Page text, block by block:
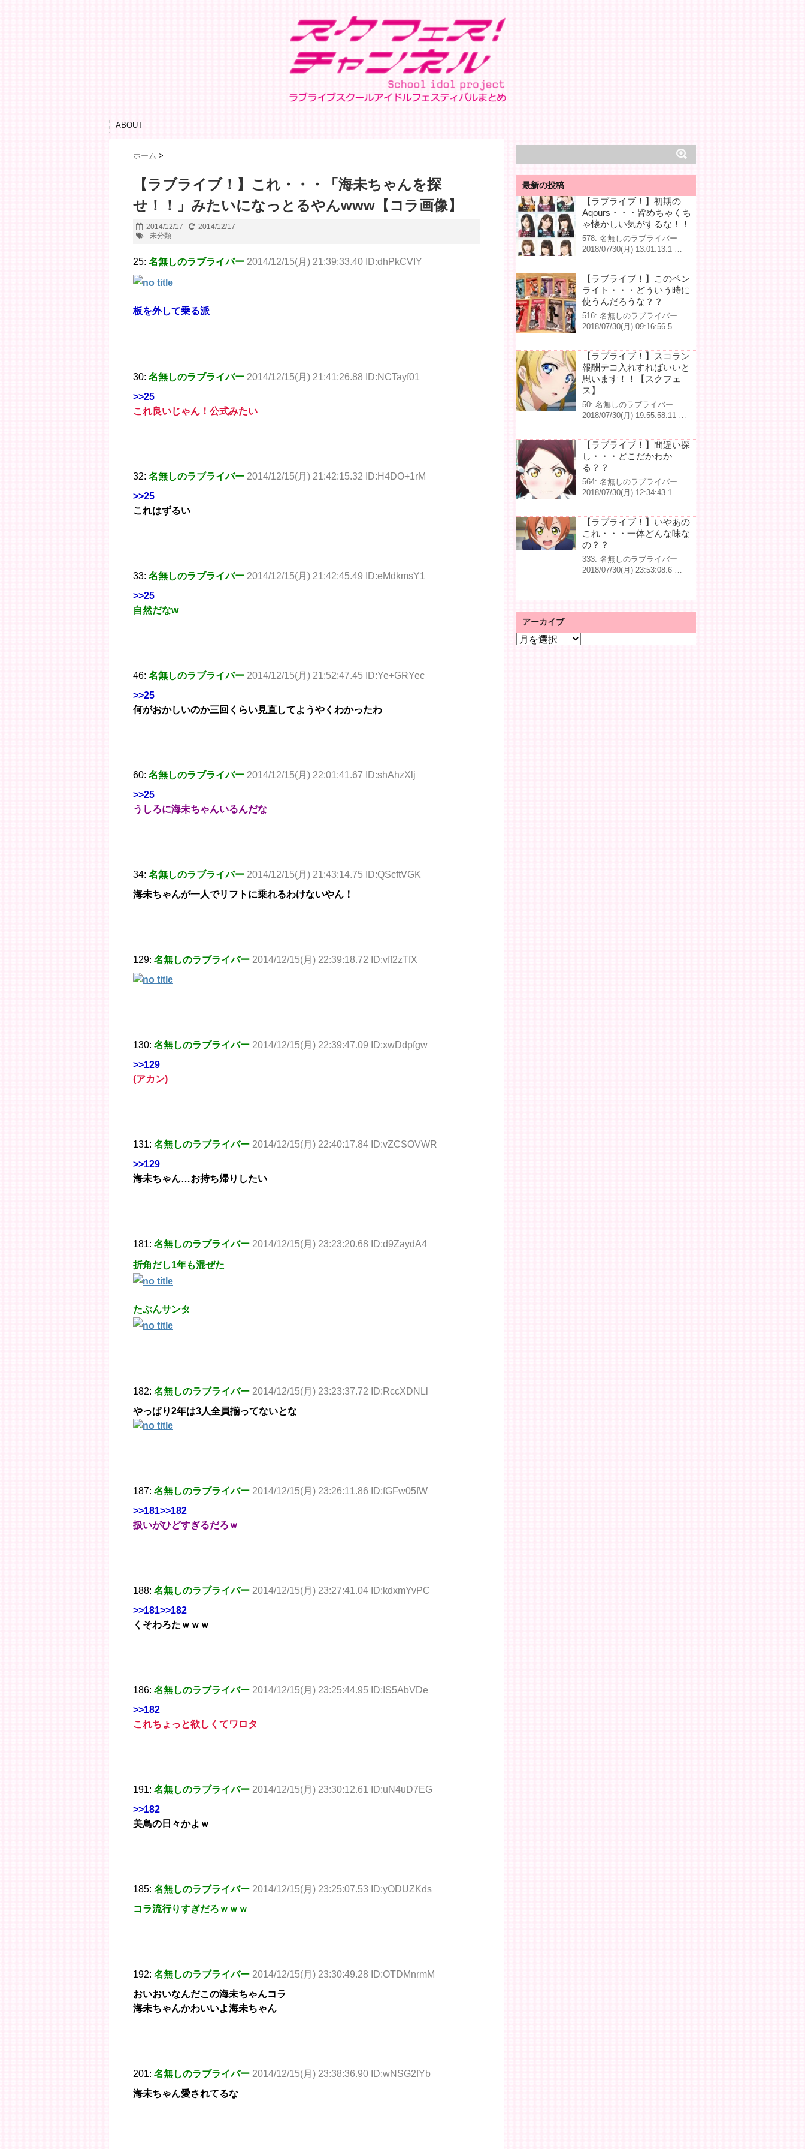
ABOUT
ホーム >
【ラブライブ！】これ・・・「海未ちゃんを探
せ！！」みたいになっとるやんwww【コラ画像】
2014/12/17
2014/12/17
- 未分類
25: 名無しのラブライバー 2014/12/15(月) 21:39:33.40 ID:dhPkCVIY
板を外して乗る派
30: 名無しのラブライバー 2014/12/15(月) 21:41:26.88 ID:NCTayf01
>>25
これ良いじゃん！公式みたい
32: 名無しのラブライバー 2014/12/15(月) 21:42:15.32 ID:H4DO+1rM
>>25
これはずるい
33: 名無しのラブライバー 2014/12/15(月) 21:42:45.49 ID:eMdkmsY1
>>25
自然だなw
46: 名無しのラブライバー 2014/12/15(月) 21:52:47.45 ID:Ye+GRYec
>>25
何がおかしいのか三回くらい見直してようやくわかったわ
60: 名無しのラブライバー 2014/12/15(月) 22:01:41.67 ID:shAhzXlj
>>25
うしろに海未ちゃんいるんだな
34: 名無しのラブライバー 2014/12/15(月) 21:43:14.75 ID:QScftVGK
海未ちゃんが一人でリフトに乗れるわけないやん！
129: 名無しのラブライバー 2014/12/15(月) 22:39:18.72 ID:vff2zTfX
130: 名無しのラブライバー 2014/12/15(月) 22:39:47.09 ID:xwDdpfgw
>>129
(アカン)
131: 名無しのラブライバー 2014/12/15(月) 22:40:17.84 ID:vZCSOVWR
>>129
海未ちゃん…お持ち帰りしたい
181: 名無しのラブライバー 2014/12/15(月) 23:23:20.68 ID:d9ZaydA4
折角だし1年も混ぜた
たぶんサンタ
182: 名無しのラブライバー 2014/12/15(月) 23:23:37.72 ID:RccXDNLl
やっぱり2年は3人全員揃ってないとな
187: 名無しのラブライバー 2014/12/15(月) 23:26:11.86 ID:fGFw05fW
>>181>>182
扱いがひどすぎるだろｗ
188: 名無しのラブライバー 2014/12/15(月) 23:27:41.04 ID:kdxmYvPC
>>181>>182
くそわろたｗｗｗ
186: 名無しのラブライバー 2014/12/15(月) 23:25:44.95 ID:IS5AbVDe
>>182
これちょっと欲しくてワロタ
191: 名無しのラブライバー 2014/12/15(月) 23:30:12.61 ID:uN4uD7EG
>>182
美鳥の日々かよｗ
185: 名無しのラブライバー 2014/12/15(月) 23:25:07.53 ID:yODUZKds
コラ流行りすぎだろｗｗｗ
192: 名無しのラブライバー 2014/12/15(月) 23:30:49.28 ID:OTDMnrmM
おいおいなんだこの海未ちゃんコラ
海未ちゃんかわいいよ海未ちゃん
201: 名無しのラブライバー 2014/12/15(月) 23:38:36.90 ID:wNSG2fYb
海未ちゃん愛されてるな
最新の投稿
【ラブライブ！】初期の
Aqours・・・皆めちゃくち
ゃ懐かしい気がするな！！
578: 名無しのラブライバー
2018/07/30(月) 13:01:13.1 …
【ラブライブ！】このペン
ライト・・・どういう時に
使うんだろうな？？
516: 名無しのラブライバー
2018/07/30(月) 09:16:56.5 …
【ラブライブ！】スコラン
報酬テコ入れすればいいと
思います！！【スクフェ
ス】
50: 名無しのラブライバー
2018/07/30(月) 19:55:58.11 …
【ラブライブ！】間違い探
し・・・どこだかわか
る？？
564: 名無しのラブライバー
2018/07/30(月) 12:34:43.1 …
【ラブライブ！】いやあの
これ・・・一体どんな味な
の？？
333: 名無しのラブライバー
2018/07/30(月) 23:53:08.6 …
アーカイブ
ア